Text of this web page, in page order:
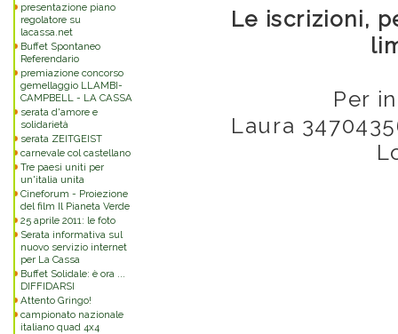
presentazione piano
regolatore su
lacassa.net
Buffet Spontaneo
Referendario
premiazione concorso
gemellaggio LLAMBI-
CAMPBELL - LA CASSA
serata d'amore e
solidarietà
serata ZEITGEIST
carnevale col castellano
Tre paesi uniti per
un'italia unita
Cineforum - Proiezione
del film Il Pianeta Verde
25 aprile 2011: le foto
Serata informativa sul
nuovo servizio internet
per La Cassa
Buffet Solidale: è ora ...
DIFFIDARSI
Attento Gringo!
campionato nazionale
italiano quad 4x4
Le iscrizioni,
Per
Laura